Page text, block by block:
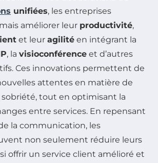
unifiées, les entreprises
améliorer leur productivité,
et leur agilité en intégrant la
, la visioconférence et d’autres
Ces innovations permettent de
attentes en matière de
tout en optimisant la
entre services. En repensant
la communication, les
non seulement réduire leurs
offrir un service client amélioré et